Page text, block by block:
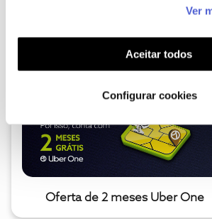
funcionalidades (cookies de
funcionalidade) e adaptar anúncios
(cookies de publicidade
utilização dos cookies clicando em "
Ver
Aceitar todos
Configurar cookies
Oferta de 2 meses Uber One